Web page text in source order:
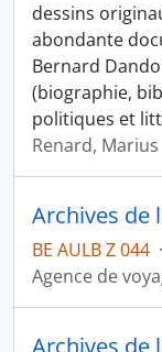
dessins
abondante
Bernard
(biographie,
politiques et
Renard, Marius
BE AULB Z 044 ·
Agence de